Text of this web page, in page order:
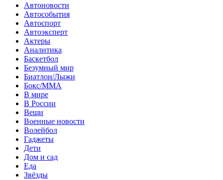
Автоновости
Автособытия
Автоспорт
Автоэксперт
Актеры
Аналитика
Баскетбол
Безумный мир
Биатлон/Лыжи
Бокс/MMA
В мире
В России
Вещи
Военные новости
Волейбол
Гаджеты
Дети
Дом и сад
Еда
Звёзды